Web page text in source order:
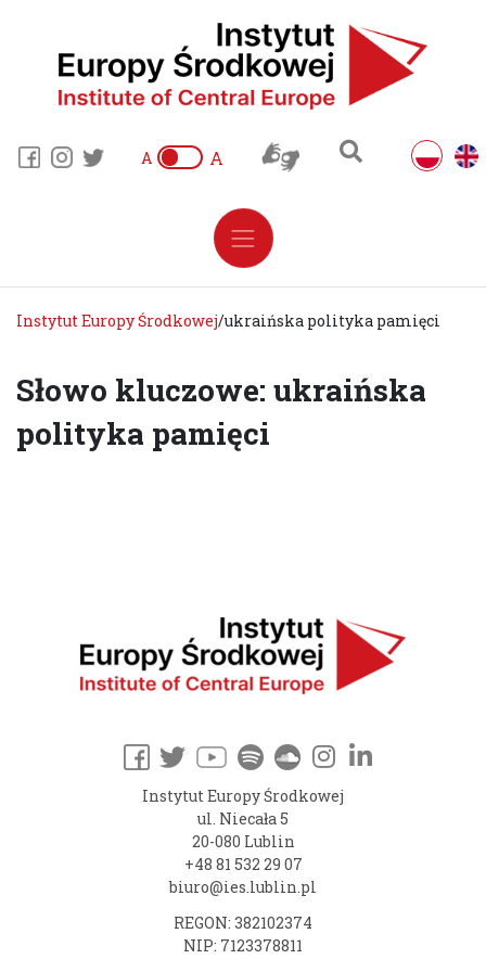
A A
Instytut Europy Środkowej/ukraińska polityka pamięci
Słowo kluczowe: ukraińska
polityka pamięci
Instytut Europy Środkowej
ul. Niecała 5
20-080 Lublin
+48 81 532 29 07
biuro@ies.lublin.pl
REGON: 382102374
NIP: 7123378811